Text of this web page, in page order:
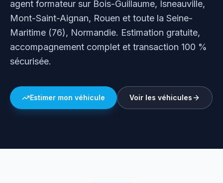
agent formateur sur Bois-Guillaume, Isneauville,
Mont-Saint-Aignan, Rouen et toute la Seine-
Maritime (76), Normandie. Estimation gratuite,
accompagnement complet et transaction 100 %
sécurisée.
Estimer mon véhicule Voir les véhicules